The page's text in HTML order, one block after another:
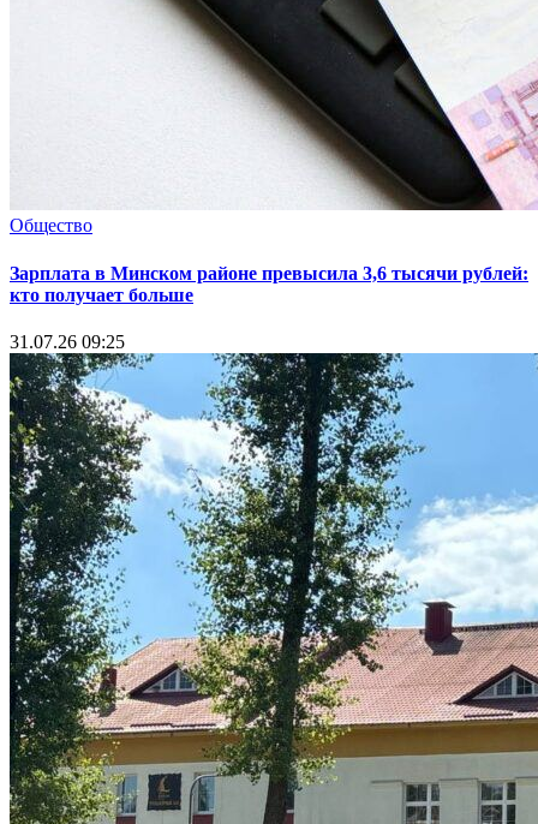
Общество
Зарплата в Минском районе превысила 3,6 тысячи рублей:
кто получает больше
31.07.26 09:25